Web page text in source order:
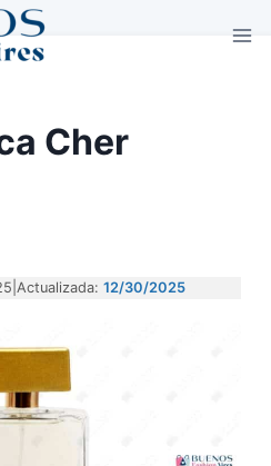
Cher
Actualizada: 12/30/2025